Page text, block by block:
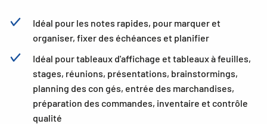
Idéal pour les notes rapides, pour marquer et
organiser, fixer des échéances et planifier
Idéal pour tableaux d'affichage et tableaux à feuilles,
stages, réunions, présentations, brainstormings,
planning des con gés, entrée des marchandises,
préparation des commandes, inventaire et contrôle
qualité